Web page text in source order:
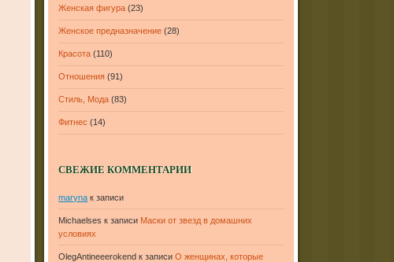
Женская фигура (23)
Женское предназначение (28)
Красота (110)
Отношения (91)
Стиль, Мода (83)
Фитнес (14)
СВЕЖИЕ КОММЕНТАРИИ
maryna к записи
Michaelses к записи Маски от звезд в домашних
условиях
OlegAntineeerokend к записиО женщинах, которые